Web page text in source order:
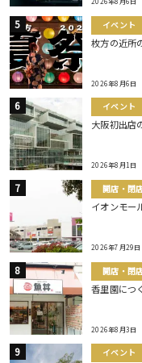
イベント
枚方の近所
2026年8月6日
イベント
大阪初出店
2026年8月1日
開店・閉
イオンモー
2026年7月29日
開店・閉
香里園につ
2026年8月3日
イベント